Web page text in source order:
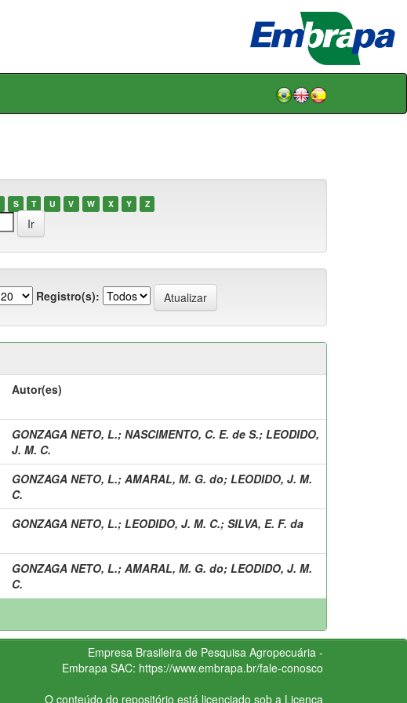
S T U V W X Y Z
Registro(s):
Autor(es)
GONZAGA NETO, L.; NASCIMENTO, C. E. de S.; LEODIDO,
J. M. C.
GONZAGA NETO, L.; AMARAL, M. G. do; LEODIDO, J. M.
C.
GONZAGA NETO, L.; LEODIDO, J. M. C.; SILVA, E. F. da
GONZAGA NETO, L.; AMARAL, M. G. do; LEODIDO, J. M.
C.
Empresa Brasileira de Pesquisa Agropecuária -
Embrapa SAC: https://www.embrapa.br/fale-conosco
O conteúdo do repositório está licenciado sob a Licença